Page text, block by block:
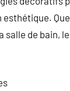
salle de bain,